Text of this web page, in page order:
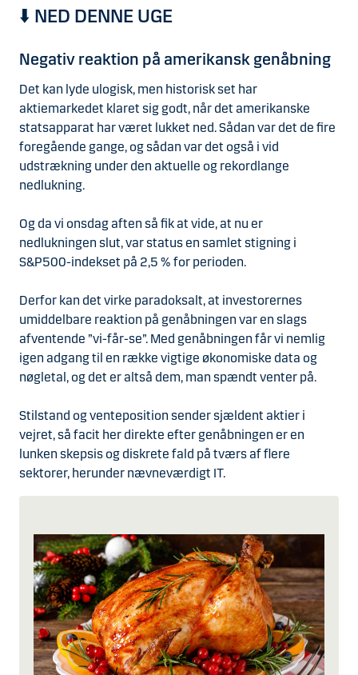
⬇️ NED DENNE UGE
Negativ reaktion på amerikansk genåbning
Det kan lyde ulogisk, men historisk set har
aktiemarkedet klaret sig godt, når det amerikanske
statsapparat har været lukket ned. Sådan var det de fire
foregående gange, og sådan var det også i vid
udstrækning under den aktuelle og rekordlange
nedlukning.
Og da vi onsdag aften så fik at vide, at nu er
nedlukningen slut, var status en samlet stigning i
S&P500-indekset på 2,5 % for perioden.
Derfor kan det virke paradoksalt, at investorernes
umiddelbare reaktion på genåbningen var en slags
afventende ”vi-får-se”. Med genåbningen får vi nemlig
igen adgang til en række vigtige økonomiske data og
nøgletal, og det er altså dem, man spændt venter på.
Stilstand og venteposition sender sjældent aktier i
vejret, så facit her direkte efter genåbningen er en
lunken skepsis og diskrete fald på tværs af flere
sektorer, herunder nævneværdigt IT.